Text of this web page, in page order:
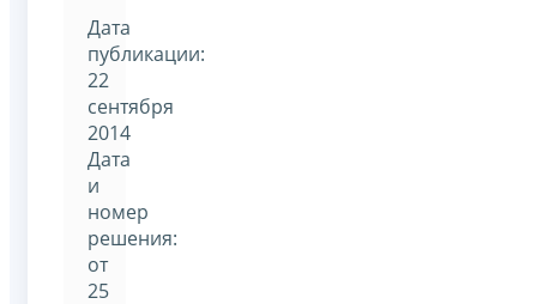
Дата
публикации:
22
сентября
2014
Дата
и
номер
решения:
от
25